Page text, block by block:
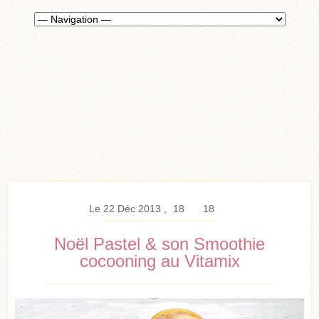
Le 22 Déc 2013 18 18
Noël Pastel & son Smoothie
cocooning au Vitamix